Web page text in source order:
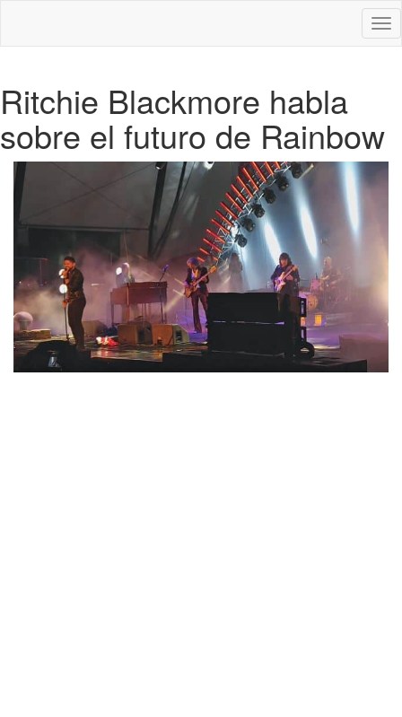
Ritchie Blackmore habla
sobre el futuro de Rainbow